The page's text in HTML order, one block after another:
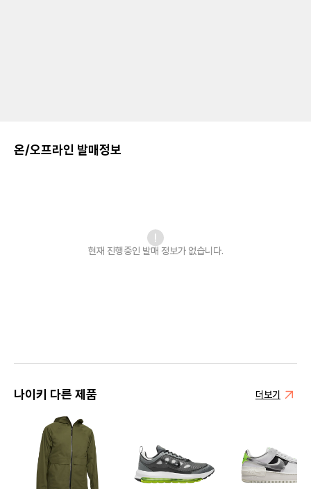
온/오프라인 발매정보
현재 진행중인 발매 정보가 없습니다.
나이키 다른 제품 더보기